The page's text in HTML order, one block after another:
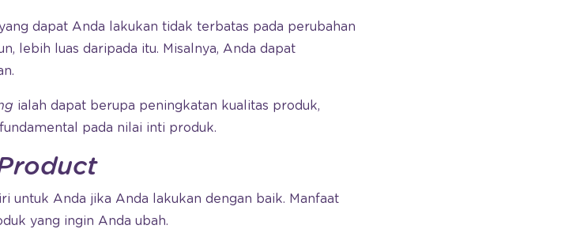
dapat Anda lakukan tidak terbatas pada perubahan
lebih luas daripada itu. Misalnya, Anda dapat
ialah dapat berupa peningkatan kualitas produk,
pada nilai inti produk.
untuk Anda jika Anda lakukan dengan baik. Manfaat
yang ingin Anda ubah.